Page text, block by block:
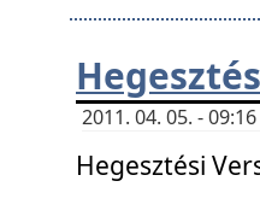
2011. 04. 05. -
Hegesztési